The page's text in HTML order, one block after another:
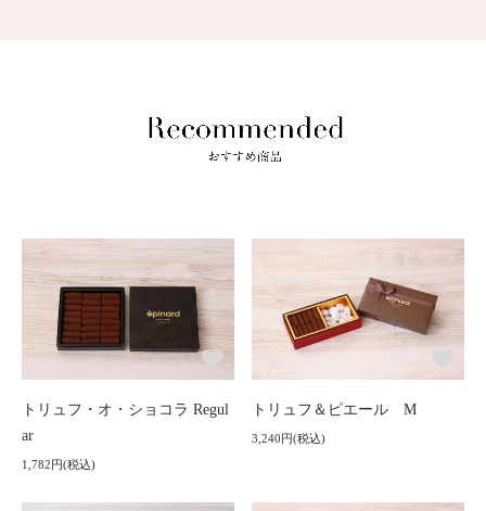
トリュフ・オ・ショコラ Regul
ar
1,782円(税込)
トリュフ＆ピエール M
3,240円(税込)